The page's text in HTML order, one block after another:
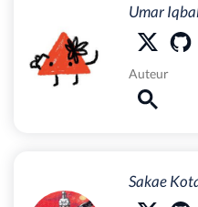
Umar
Auteur
Sakae